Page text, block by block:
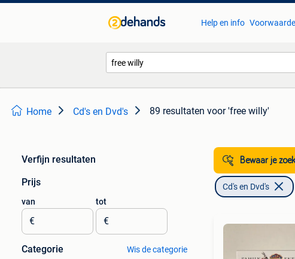
Help en info
Home Cd's en Dvd's 89 resultaten voor 'free willy'
Verfijn resultaten
Prijs
van
€
tot
€
Categorie Wis de categorie
Bewaar je
Cd's en Dvd's